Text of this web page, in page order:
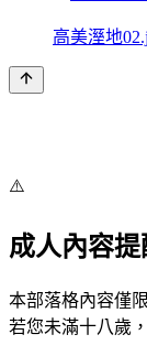
高美溼地
⚠️
成人內容提
本部落格內容僅
若您未滿十八歲